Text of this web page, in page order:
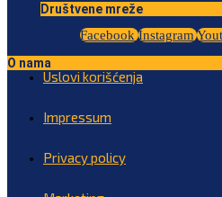
Društvene mreže
Facebook Instagram
O nama
Uslovi korišćenja
Impressum
Privacy policy